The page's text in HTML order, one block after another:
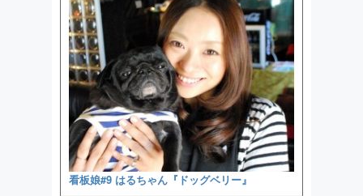
看板娘#9 はるちゃん『ドッグベリー』